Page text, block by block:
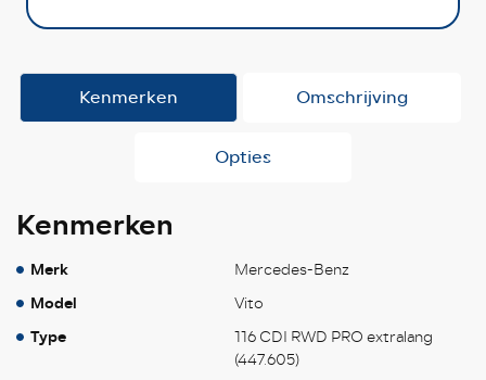
Kenmerken Omschrijving
Opties
Kenmerken
Merk Mercedes-Benz
Model Vito
Type
116 CDI RWD PRO extralang
(447.605)